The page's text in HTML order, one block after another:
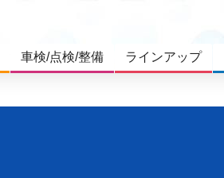
車検/点検/整備 ラインアップ